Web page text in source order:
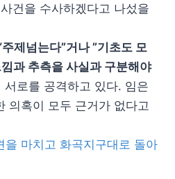
건을 수사하겠다고 나섰을
주제넘는다”거나 ”기초도 모
낌과 추측을 사실과 구분해야
서로를 공격하고 있다. 임은
의혹이 모두 근거가 없다고
을 마치고 화곡지구대로 돌아